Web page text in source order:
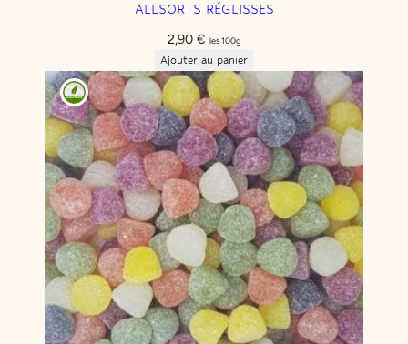
ALLSORTS RÉGLISSES
2,90 € les 100g
Ajouter au panier